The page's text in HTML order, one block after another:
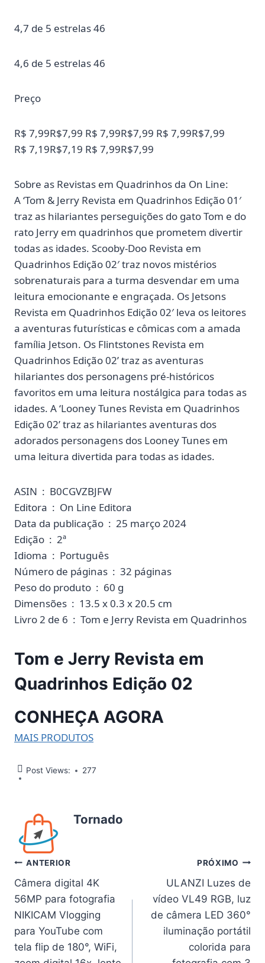
4,7 de 5 estrelas 46
4,6 de 5 estrelas 46
Preço
R$ 7,99R$7,99 R$ 7,99R$7,99 R$ 7,99R$7,99
R$ 7,19R$7,19 R$ 7,99R$7,99
Sobre as Revistas em Quadrinhos da On Line:
A ‘Tom & Jerry Revista em Quadrinhos Edição 01′
traz as hilariantes perseguições do gato Tom e do
rato Jerry em quadrinhos que prometem divertir
todas as idades. Scooby-Doo Revista em
Quadrinhos Edição 02′ traz novos mistérios
sobrenaturais para a turma desvendar em uma
leitura emocionante e engraçada. Os Jetsons
Revista em Quadrinhos Edição 02′ leva os leitores
a aventuras futurísticas e cômicas com a amada
família Jetson. Os Flintstones Revista em
Quadrinhos Edição 02’ traz as aventuras
hilariantes dos personagens pré-históricos
favoritos em uma leitura nostálgica para todas as
idades. A ‘Looney Tunes Revista em Quadrinhos
Edição 02’ traz as hilariantes aventuras dos
adorados personagens dos Looney Tunes em
uma leitura divertida para todas as idades.
ASIN ‏ : ‎ B0CGVZBJFW
Editora ‏ : ‎ On Line Editora
Data da publicação ‏ : ‎ 25 março 2024
Edição ‏ : ‎ 2ª
Idioma ‏ : ‎ Português
Número de páginas ‏ : ‎ 32 páginas
Peso do produto ‏ : ‎ 60 g
Dimensões ‏ : ‎ 13.5 x 0.3 x 20.5 cm
Livro 2 de 6 ‏ : ‎ Tom e Jerry Revista em Quadrinhos
Tom e Jerry Revista em
Quadrinhos Edição 02
CONHEÇA AGORA
MAIS PRODUTOS
Post Views: 277
Tornado
Navegação
de
Post
ANTERIOR
Câmera digital 4K
56MP para fotografia
NIKICAM Vlogging
para YouTube com
tela flip de 180°, WiFi,
PRÓXIMO
ULANZI Luzes de
vídeo VL49 RGB, luz
de câmera LED 360°
iluminação portátil
colorida para